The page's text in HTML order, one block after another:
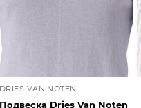
DRIES VAN NOTEN
Подвеска Dries Van Noten